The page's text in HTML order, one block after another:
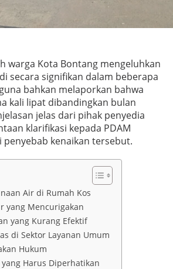
warga Kota Bontang mengeluhkan
secara signifikan dalam beberapa
bahkan melaporkan bahwa
kali lipat dibandingkan bulan
jelas dari pihak penyedia
klarifikasi kepada PDAM
kenaikan tersebut.
Air di Rumah Kos
yang Mencurigakan
yang Kurang Efektif
di Sektor Layanan Umum
Hukum
yang Harus Diperhatikan